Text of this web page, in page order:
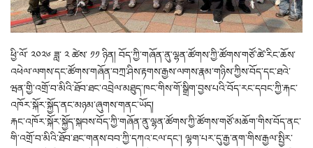
ཕྱི་ལོ་ ༢༠༢༦ ཟླ་ ༢ ཚེས་ ༡༡ ཉིན། བོད་ཀྱི་གཞོན་ནུ་ལྷན་ཚོགས་ཀྱི་ཚོགས་གཙོ་ཚེ་རིང་ཆོས་
འཕེལ་ལགས་དང་ཚོགས་གཞོན་བཀྲ་ཤིས་རྟགས་རྒྱས་ལགས་རྣམ་གཉིས་ཀྱིས་བོད་དང་ཐའེ་
ཝན་གྱི་འགྲོ་བ་མིའི་ཐོབ་ཐང་འབྲེལ་མཐུད་ཁང་གིས་གོ་སྒྲིག་བྱས་པའི་བོད་རང་དབང་ཀྱི་རྐང་
འཁོར་སྐོར་སྐྱོད་ནང་མཉམ་ཞུགས་གནང་ཡོད།
རྐང་འཁོར་སྐོར་སྐྱོད་སྐབས་བོད་ཀྱི་གཞོན་ནུ་ལྷན་ཚོགས་ཀྱི་ཚོགས་གཙོ་མཆོག་གིས་བོད་ནང་
གི་འགྲོ་བ་མིའི་ཐོབ་ཐང་གནས་བབ་ཀྱི་དཀའ་ངལ་དང་། ལྷག་པར་དུ་རྒྱ་ནག་གིས་རྒྱལ་སྤྱིར་